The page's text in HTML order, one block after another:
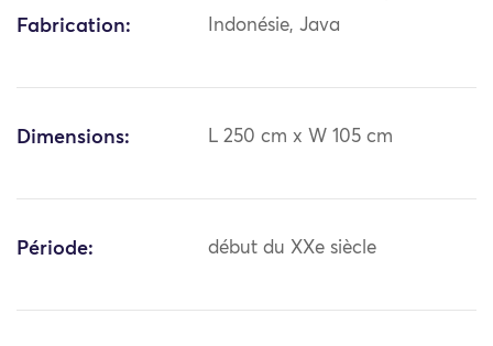
Fabrication:
Indonésie, Java
Dimensions: L 250 cm x W 105 cm
Période: début du XXe siècle